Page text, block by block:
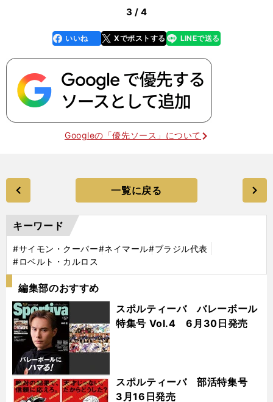
3 / 4
faceboo
k
いいね Xでポストする
line LINEで送る
Googleの「優先ソース」について
一覧に戻る
キーワード
#サイモン・クーパー#ネイマール#ブラジル代表
#ロベルト・カルロス
編集部のおすすめ
スポルティーバ バレーボール
特集号 Vol.4 6月30日発売
スポルティーバ 部活特集号
3月16日発売